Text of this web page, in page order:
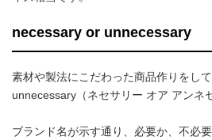
necessary or unnecessary
素材や製法にこだわった商品作りをし
unnecessary（ネセサリー オア アンネ
ブランド名が示す通り、必要か、不必